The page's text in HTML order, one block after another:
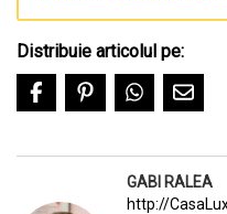
Distribuie articolul pe:
GABI RALEA
http://